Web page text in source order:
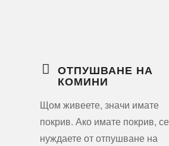
ОТПУШВАНЕ НА
КОМИНИ
Щом живеете, значи имате
покрив. Ако имате покрив, се
нуждаете от отпушване на